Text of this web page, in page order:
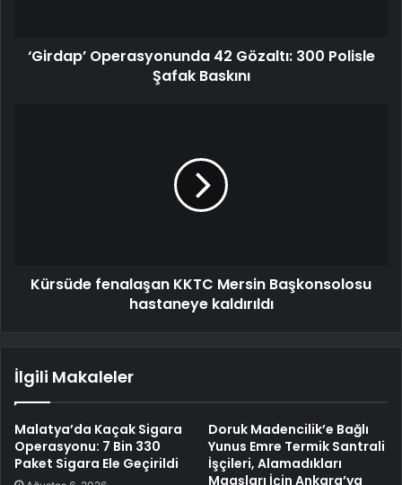
‘Girdap’ Operasyonunda 42 Gözaltı: 300 Polisle
Şafak Baskını
Kürsüde fenalaşan KKTC Mersin Başkonsolosu
hastaneye kaldırıldı
İlgili Makaleler
Malatya’da Kaçak Sigara
Operasyonu: 7 Bin 330
Paket Sigara Ele Geçirildi
Doruk Madencilik’e Bağlı
Yunus Emre Termik Santrali
İşçileri, Alamadıkları
Maaşları İçin Ankara’ya